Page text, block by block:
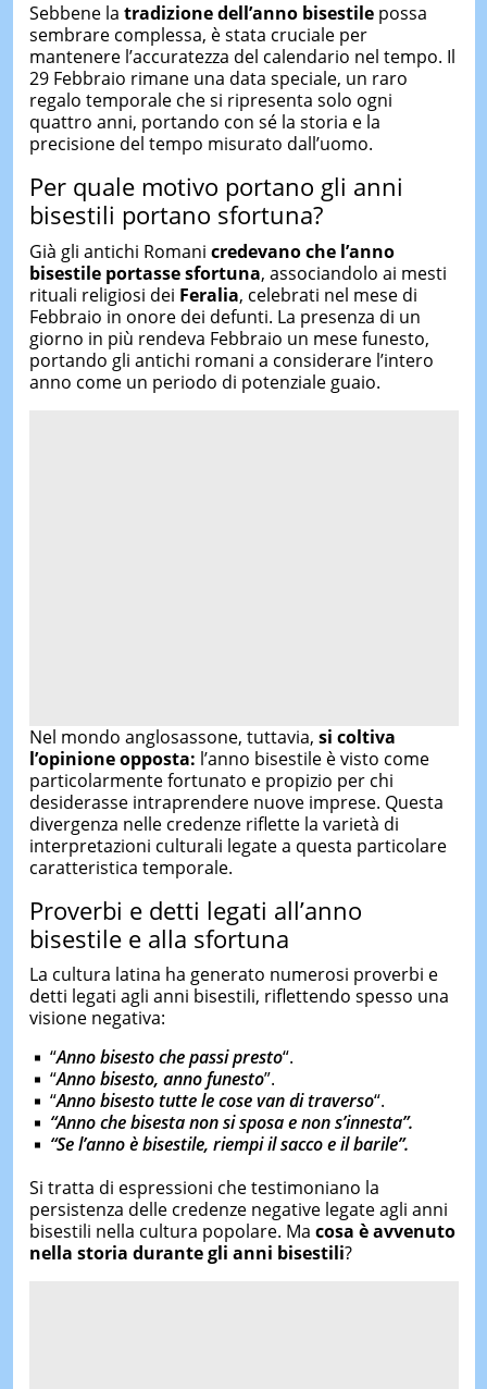
Sebbene la tradizione dell’anno bisestilepossa
sembrare complessa, è stata cruciale per
mantenere l’accuratezza del calendario nel tempo. Il
29 Febbraio rimane una data speciale, un raro
regalo temporale che si ripresenta solo ogni
quattro anni, portando con sé la storia e la
precisione del tempo misurato dall’uomo.
Per quale motivo portano gli anni
bisestili portano sfortuna?
Già gli antichi Romani credevano che l’anno
bisestile portasse sfortuna, associandolo ai mesti
rituali religiosi dei Feralia, celebrati nel mese di
Febbraio in onore dei defunti. La presenza di un
giorno in più rendeva Febbraio un mese funesto,
portando gli antichi romani a considerare l’intero
anno come un periodo di potenziale guaio.
Nel mondo anglosassone, tuttavia, si coltiva
l’opinione opposta: l’anno bisestile è visto come
particolarmente fortunato e propizio per chi
desiderasse intraprendere nuove imprese. Questa
divergenza nelle credenze riflette la varietà di
interpretazioni culturali legate a questa particolare
caratteristica temporale.
Proverbi e detti legati all’anno
bisestile e alla sfortuna
La cultura latina ha generato numerosi proverbi e
detti legati agli anni bisestili, riflettendo spesso una
visione negativa:
“Anno bisesto che passi presto“.
“Anno bisesto, anno funesto”.
“Anno bisesto tutte le cose van di traverso“.
“Anno che bisesta non si sposa e non s’innesta”.
“Se l’anno è bisestile, riempi il sacco e il barile”.
Si tratta di espressioni che testimoniano la
persistenza delle credenze negative legate agli anni
bisestili nella cultura popolare. Ma cosa è avvenuto
nella storia durante gli anni bisestili?